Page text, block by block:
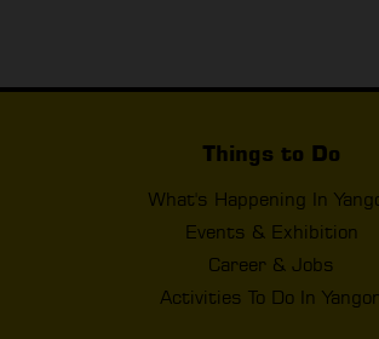
Things to Do
What's Happening In
Events & Exhibition
Career & Jobs
Activities To Do In Yangon